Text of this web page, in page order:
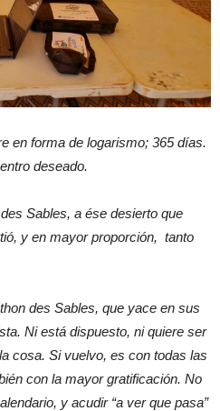
en forma de logarismo; 365 días.
deseado.
Sables, a ése desierto que
y en mayor proporción, tanto
des Sables, que yace en sus
Ni está dispuesto, ni quiere ser
cosa. Si vuelvo, es con todas las
con la mayor gratificación. No
y acudir “a ver que pasa”